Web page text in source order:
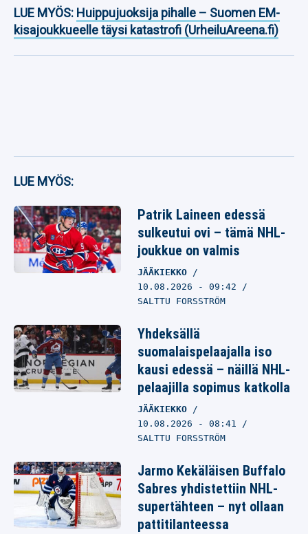
LUE MYÖS: Huippujuoksija pihalle – Suomen EM-
kisajoukkueelle täysi katastrofi (UrheiluAreena.fi)
LUE MYÖS:
Patrik Laineen edessä
sulkeutui ovi – tämä NHL-
joukkue on valmis
JÄÄKIEKKO
10.08.2026 - 09:42
SALTTU FORSSTRÖM
Yhdeksällä
suomalaispelaajalla iso
kausi edessä – näillä NHL-
pelaajilla sopimus katkolla
JÄÄKIEKKO
10.08.2026 - 08:41
SALTTU FORSSTRÖM
Jarmo Kekäläisen Buffalo
Sabres yhdistettiin NHL-
supertähteen – nyt ollaan
pattitilanteessa